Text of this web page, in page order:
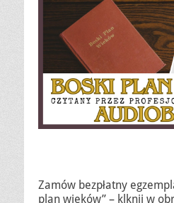
Zamów bezpłatny
plan wieków” – klknij w